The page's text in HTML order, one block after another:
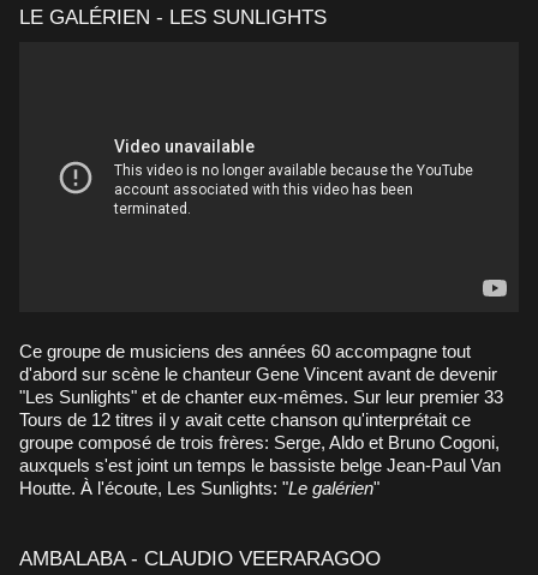
LE GALÉRIEN - LES SUNLIGHTS
Ce groupe de musiciens des années 60 accompagne tout
d'abord sur scène le chanteur Gene Vincent avant de devenir
"Les Sunlights" et de chanter eux-mêmes. Sur leur premier 33
Tours de 12 titres il y avait cette chanson qu'interprétait ce
groupe composé de trois frères: Serge, Aldo et Bruno Cogoni,
auxquels s'est joint un temps le bassiste belge Jean-Paul Van
Houtte. À l'écoute, Les Sunlights: "Le galérien"
AMBALABA - CLAUDIO VEERARAGOO